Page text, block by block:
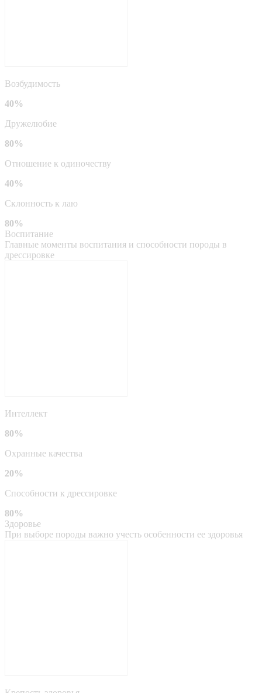
Возбудимость
40%
Дружелюбие
80%
Отношение к одиночеству
40%
Склонность к лаю
80%
Воспитание
Главные моменты воспитания и способности породы в
дрессировке
Интеллект
80%
Охранные качества
20%
Способности к дрессировке
80%
Здоровье
При выборе породы важно учесть особенности ее здоровья